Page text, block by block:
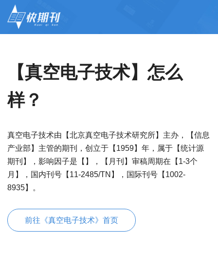
【真空电子技术】怎么
样？
真空电子技术由【北京真空电子技术研究所】主办，【信息
产业部】主管的期刊，创立于【1959】年，属于【统计源
期刊】，影响因子是【】，【月刊】审稿周期在【1-3个
月】，国内刊号【11-2485/TN】，国际刊号【1002-
8935】。
前往《真空电子技术》首页